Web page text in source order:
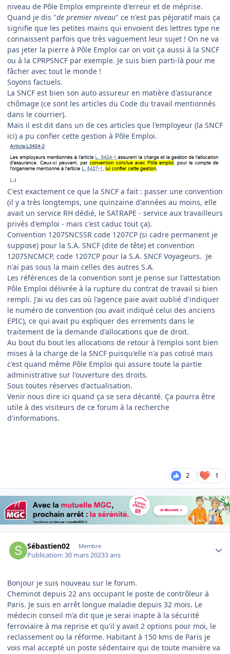
niveau de Pôle Emploi empreinte d'erreur et de méprise.
Quand je dis "de premier niveau" ce n'est pas péjoratif mais ça
signifie que les petites mains qui envoient des lettres type ne
connaissent parfois que très vaguement leur sujet ! On ne va
pas jeter la pierre à Pôle Emploi car on voit ça aussi à la SNCF
ou à la CPRPSNCF par exemple. Je suis bien parti-là pour me
fâcher avec tout le monde !
Soyons factuels.
La SNCF est bien son auto assureur en matière d'assurance
chômage (ce sont les articles du Code du travail mentionnés
dans le courrier).
Mais il est dit dans un de ces articles que l'employeur (la SNCF
ici) a pu confier cette gestion à Pôle Emploi.
C'est exactement ce que la SNCF a fait : passer une convention
(il y a très longtemps, une quinzaine d'années au moins, elle
avait un service RH dédié, le SATRAPE - service aux travailleurs
privés d'emploi - mais c'est caduc tout ça).
Convention 1207SNCSSR code 1207CP (si cadre permanent je
suppose) pour la S.A. SNCF (dite de tête) et convention
1207SNCMCP, code 1207CP pour la S.A. SNCF Voyageurs. Je
n'ai pas sous la main celles des autres S.A.
Les références de la convention sont je pense sur l'attestation
Pôle Emploi délivrée à la rupture du contrat de travail si bien
rempli. J'ai vu des cas où l'agence paie avait oublié d'indiquer
le numéro de convention (ou avait indiqué celui des anciens
EPIC), ce qui avait pu expliquer des errements dans le
traitement de la demande d'allocations que de droit.
Au bout du bout les allocations de retour à l'emploi sont bien
mises à la charge de la SNCF puisqu'elle n'a pas cotisé mais
c'est quand même Pôle Emploi qui assure toute la partie
administrative sur l'ouverture des droits.
Sous toutes réserves d'actualisation.
Venir nous dire ici quand ça se sera décanté. Ça pourra être
utile à des visiteurs de ce forum à la recherche
d'informations.
2 1
Sébastien02 Membre
Publication:30 mars 20233 ans
Bonjour je suis nouveau sur le forum.
Cheminot depuis 22 ans occupant le poste de contrôleur à
Paris. Je suis en arrêt longue maladie depuis 32 mois. Le
médecin conseil m'a dit que je serai inapte à la sécurité
ferroviaire à ma reprise et qu'il y avait 2 options pour moi, le
reclassement ou la réforme. Habitant à 150 kms de Paris je
vois mal accepté un poste sédentaire qui de toute manière va